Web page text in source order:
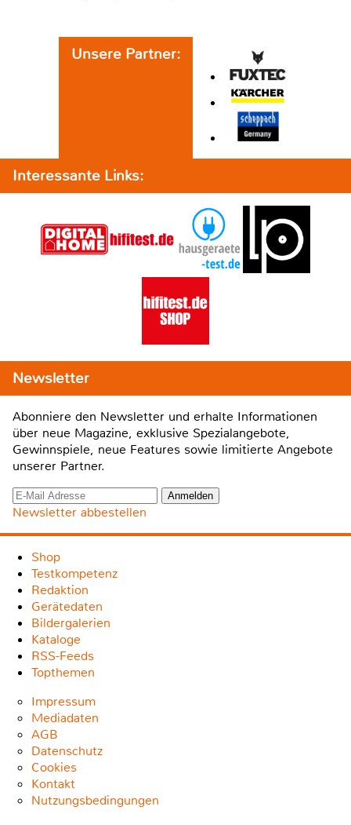
Unsere Partner:
Interessante Links:
Newsletter
Abonniere den Newsletter und erhalte Informationen
über neue Magazine, exklusive Spezialangebote,
Gewinnspiele, neue Features sowie limitierte Angebote
unserer Partner.
Newsletter abbestellen
Shop
Testkompetenz
Redaktion
Gerätedaten
Bildergalerien
Kataloge
RSS-Feeds
Topthemen
Impressum
Mediadaten
AGB
Datenschutz
Cookies
Kontakt
Nutzungsbedingungen